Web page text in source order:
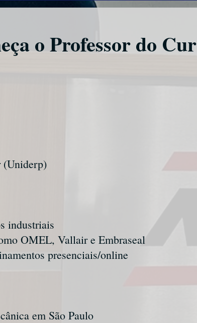
o Professor do
(Uniderp)
industriais
OMEL, Vallair e Embraseal
presenciais/online
em São Paulo